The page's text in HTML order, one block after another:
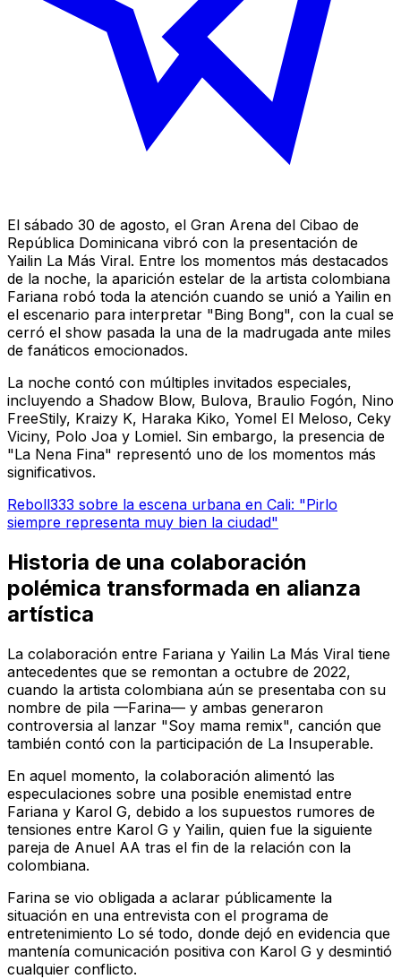
El sábado 30 de agosto, el Gran Arena del Cibao de
República Dominicana vibró con la presentación de
Yailin La Más Viral. Entre los momentos más destacados
de la noche, la aparición estelar de la artista colombiana
Fariana robó toda la atención cuando se unió a Yailin en
el escenario para interpretar "Bing Bong", con la cual se
cerró el show pasada la una de la madrugada ante miles
de fanáticos emocionados.
La noche contó con múltiples invitados especiales,
incluyendo a Shadow Blow, Bulova, Braulio Fogón, Nino
FreeStily, Kraizy K, Haraka Kiko, Yomel El Meloso, Ceky
Viciny, Polo Joa y Lomiel. Sin embargo, la presencia de
"La Nena Fina" representó uno de los momentos más
significativos.
Reboll333 sobre la escena urbana en Cali: "Pirlo
siempre representa muy bien la ciudad"
Historia de una colaboración
polémica transformada en alianza
artística
La colaboración entre Fariana y Yailin La Más Viral tiene
antecedentes que se remontan a octubre de 2022,
cuando la artista colombiana aún se presentaba con su
nombre de pila —Farina— y ambas generaron
controversia al lanzar "Soy mama remix", canción que
también contó con la participación de La Insuperable.
En aquel momento, la colaboración alimentó las
especulaciones sobre una posible enemistad entre
Fariana y Karol G, debido a los supuestos rumores de
tensiones entre Karol G y Yailin, quien fue la siguiente
pareja de Anuel AA tras el fin de la relación con la
colombiana.
Farina se vio obligada a aclarar públicamente la
situación en una entrevista con el programa de
entretenimiento Lo sé todo, donde dejó en evidencia que
mantenía comunicación positiva con Karol G y desmintió
cualquier conflicto.